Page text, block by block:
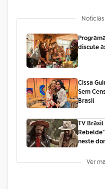
discute
Cissa
Sem
Brasil
TV
neste
Ver